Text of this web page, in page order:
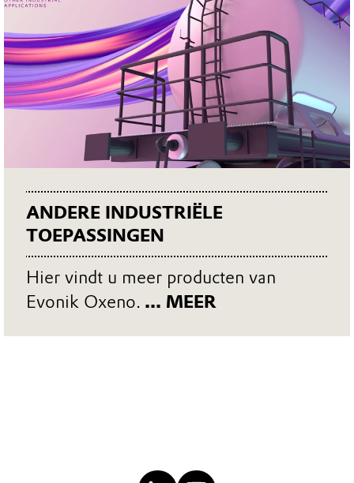
ANDERE INDUSTRIËLE
TOEPASSINGEN
Hier vindt u meer producten van
Evonik Oxeno. ... MEER